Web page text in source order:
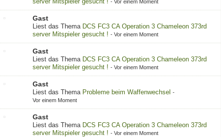
- Vor einem Moment
Gast
Liest das Thema DCS FC3 CA Operation 3 Chameleon 373rd
server Mitspieler gesucht ! - Vor einem Moment
Gast
Liest das Thema DCS FC3 CA Operation 3 Chameleon 373rd
server Mitspieler gesucht ! - Vor einem Moment
Gast
Liest das Thema Probleme beim Waffenwechsel -
Vor einem Moment
Gast
Liest das Thema DCS FC3 CA Operation 3 Chameleon 373rd
server Mitspieler gesucht ! - Vor einem Moment